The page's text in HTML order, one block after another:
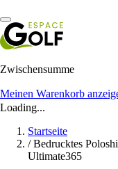
Zwischensumme
Meinen Warenkorb
Loading...
Startseite
/ Bedrucktes
Ultimate365